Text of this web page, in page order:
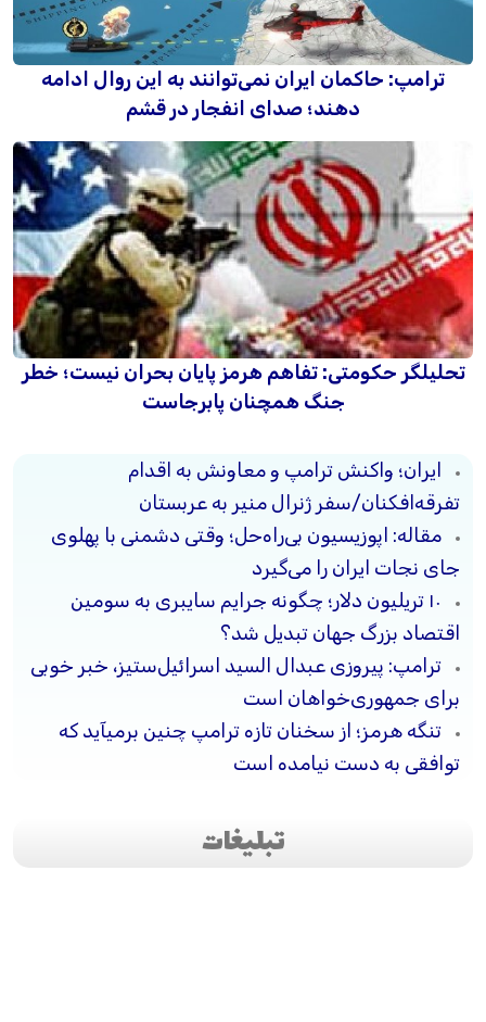
ترامپ: حاکمان ایران نمی‌توانند به این روال ادامه
دهند؛ صدای انفجار در قشم
تحلیلگر حکومتی: تفاهم هرمز پایان بحران نیست؛ خطر
جنگ همچنان پابرجاست
ایران؛ واکنش ترامپ و معاونش به اقدام
تفرقه‌افکنان/سفر ژنرال منیر به عربستان
مقاله: اپوزیسیون بی‌راه‌حل؛ وقتی دشمنی با پهلوی
جای نجات ایران را می‌گیرد
۱۰ تریلیون دلار؛ چگونه جرایم سایبری به سومین
اقتصاد بزرگ جهان تبدیل شد؟
ترامپ: پیروزی عبدال السید اسرائیل‌ستیز، خبر خوبی
برای جمهوری‌خواهان است
تنگه هرمز؛ از سخنان تازه ترامپ چنین برمیآید که
توافقی به دست نیامده است
تبلیغات